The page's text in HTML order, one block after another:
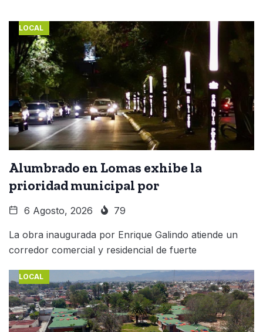
LOCAL
Alumbrado en Lomas exhibe la
prioridad municipal por
6 Agosto, 2026 79
La obra inaugurada por Enrique Galindo atiende un
corredor comercial y residencial de fuerte
LOCAL